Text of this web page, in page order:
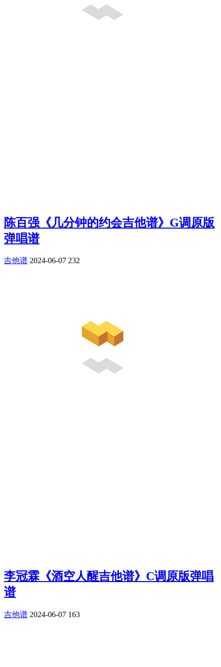
陈百强《几分钟的约会吉他谱》G调原版
弹唱谱
吉他谱 2024-06-07 232
李冠霖《酒空人醒吉他谱》C调原版弹唱
谱
吉他谱 2024-06-07 163